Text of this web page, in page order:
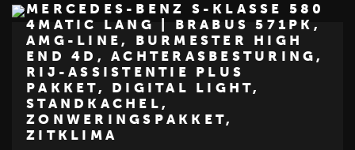
M
E
R
C
E
D
E
S
-
B
E
N
Z
€ 84.950
MERCEDES-BENZ S-KLASSE 580
4MATIC LANG | BRABUS 571PK,
AMG-LINE, BURMESTER HIGH
END 4D, ACHTERASBESTURING,
RIJ-ASSISTENTIE PLUS
PAKKET, DIGITAL LIGHT,
STANDKACHEL,
ZONWERINGSPAKKET,
ZITKLIMA